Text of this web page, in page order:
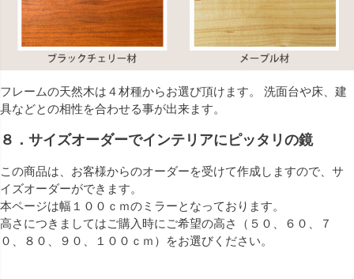
フレームの天然木は４材種からお選び頂けます。 洗面台や床、建
具などとの相性を合わせる事が出来ます。
８．サイズオーダーでインテリアにピッタリの鏡
この商品は、お客様からのオーダーを受けて作成しますので、サ
イズオーダーができます。
本ページは幅１００ｃｍのミラーとなっております。
高さにつきましてはご購入時にご希望の高さ（５０、６０、７
０、８０、９０、１００ｃｍ）をお選びください。